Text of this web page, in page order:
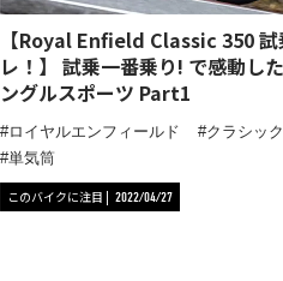
【Royal Enfield Classic 350
レ！】 試乗一番乗り! で感動し
ングルスポーツ Part1
ロイヤルエンフィールド
クラシッ
単気筒
このバイクに注目 2022/04/27